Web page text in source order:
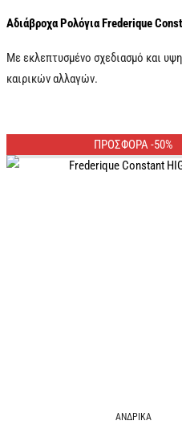
Αδιάβροχα Ρολόγια Frederique
Με εκλεπτυσμένο σχεδιασμό και
καιρικών αλλαγών.
ΠΡΟΣΦΟΡΑ -50%
ΑΝΔΡΙΚΑ